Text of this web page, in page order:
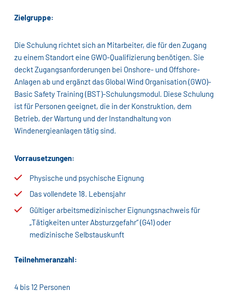
Zielgruppe:
Die Schulung richtet sich an Mitarbeiter, die für den Zugang
zu einem Standort eine GWO-Qualifizierung benötigen. Sie
deckt Zugangsanforderungen bei Onshore- und Offshore-
Anlagen ab und ergänzt das Global Wind Organisation (GWO)-
Basic Safety Training (BST)-Schulungsmodul. Diese Schulung
ist für Personen geeignet, die in der Konstruktion, dem
Betrieb, der Wartung und der Instandhaltung von
Windenergieanlagen tätig sind.
Vorrausetzungen:
Physische und psychische Eignung
Das vollendete 18. Lebensjahr
Gültiger arbeitsmedizinischer Eignungsnachweis für
„Tätigkeiten unter Absturzgefahr“ (G41) oder
medizinische Selbstauskunft
Teilnehmeranzahl:
4 bis 12 Personen